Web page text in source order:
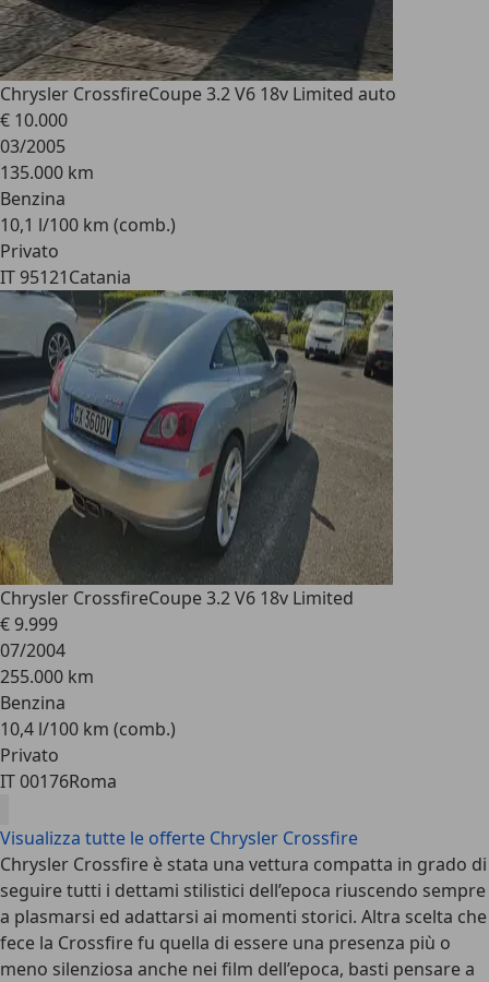
Chrysler CrossfireCoupe 3.2 V6 18v Limited auto
€ 10.000
03/2005
135.000 km
Benzina
10,1 l/100 km (comb.)
Privato
IT 95121Catania
Chrysler CrossfireCoupe 3.2 V6 18v Limited
€ 9.999
07/2004
255.000 km
Benzina
10,4 l/100 km (comb.)
Privato
IT 00176Roma
Visualizza tutte le offerte Chrysler Crossfire
Chrysler Crossfire è stata una vettura compatta in grado di
seguire tutti i dettami stilistici dell’epoca riuscendo sempre
a plasmarsi ed adattarsi ai momenti storici. Altra scelta che
fece la Crossfire fu quella di essere una presenza più o
meno silenziosa anche nei film dell’epoca, basti pensare a